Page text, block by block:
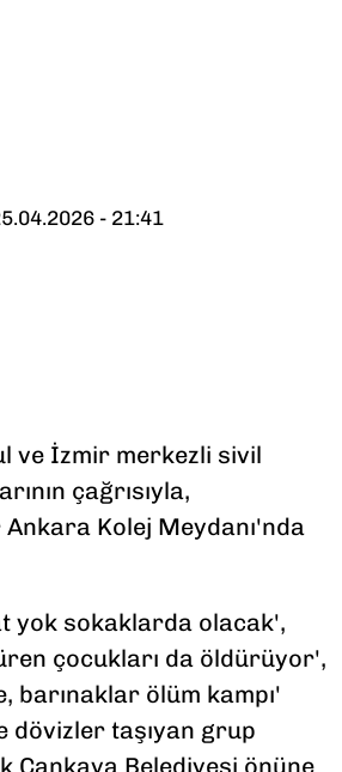
- 21:41
ve İzmir merkezli sivil
çağrısıyla,
Kolej Meydanı'nda
yok sokaklarda olacak',
çocukları da öldürüyor',
barınaklar ölüm kampı'
dövizler taşıyan grup
Çankaya Belediyesi önüne